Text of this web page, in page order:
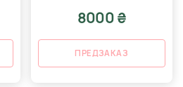
8000 ₴
ПРЕДЗАКАЗ